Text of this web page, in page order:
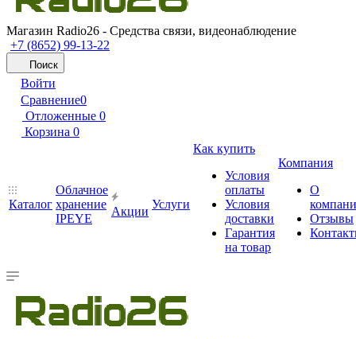
Магазин Radio26 - Средства связи, видеонаблюдение
+7 (8652) 99-13-22
Поиск
Войти
Сравнение0
Отложенные 0
Корзина 0
Каталог
Облачное
хранение
IPEYE
Акции
Услуги
Как купить
Условия
оплаты
Условия
доставки
Гарантия
на товар
Компания
О
Отзывы